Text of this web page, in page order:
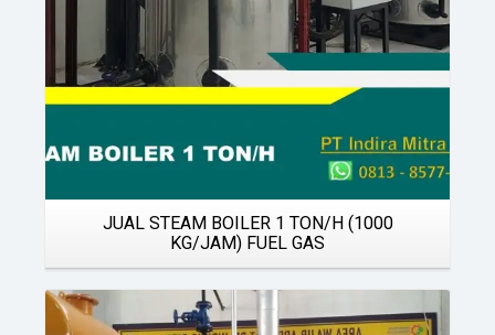
JUAL STEAM BOILER 1 TON/H (1000
KG/JAM) FUEL GAS